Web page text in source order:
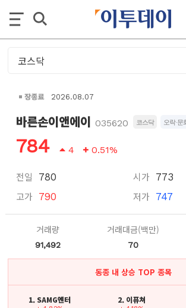
장종료 2026.08.07
바른손이앤에이 035620 코스닥 오락·문
784 4 0.51%
전일 780
고가 790
시가 773
저가 747
거래량
91,492
거래대금(백만)
70
동종 내 상승 TOP 종목
1. SAMG엔터 2. 이퓨쳐